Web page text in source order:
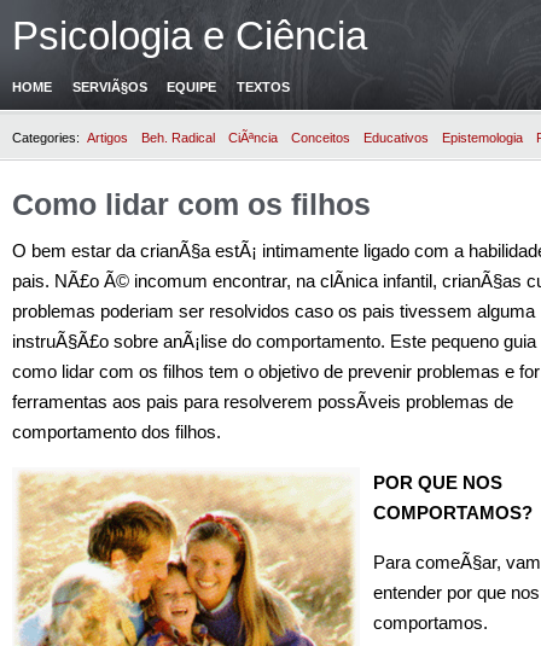
Psicologia e Ciência
HOME SERVIÃ§OS EQUIPE TEXTOS
Categories: Artigos Beh. Radical CiÃªncia Conceitos Educativos Epistemologia
Como lidar com os filhos
O bem estar da crianÃ§a estÃ¡ intimamente ligado com a
pais. NÃ£o Ã© incomum encontrar, na clÃ­nica infantil, crianÃ§as
problemas poderiam ser resolvidos caso os pais tivessem alguma
instruÃ§Ã£o sobre anÃ¡lise do comportamento. Este pequeno
como lidar com os filhos tem o objetivo de prevenir problemas e
ferramentas aos pais para resolverem possÃ­veis problemas de
comportamento dos filhos.
POR QUE NOS
COMPORTAMOS?
Para comeÃ§ar,
entender por que nos
comportamos.